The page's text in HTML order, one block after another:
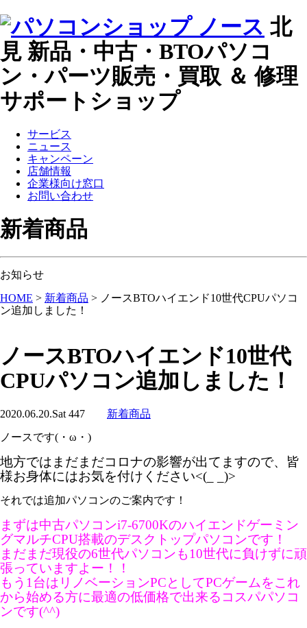
北
見 新品・中古・BTOパソコ
ン・パーツ販売・買取 ＆ 修理
サポートショップ
サービス
ニュース
キャンペーン
店舗情報
企業様向け窓口
お問い合わせ
新着商品
お知らせ
HOME > 新着商品 > ノースBTOハイエンド10世代CPUパソコ
ン追加しました！
ノースBTOハイエンド10世代
CPUパソコン追加しました！
2020.06.20.Sat 447 新着商品
ノースです(・ω・)
地方ではまだまだコロナの影響が出てますので、皆
様お身体にはお気を付けください<(_ _)>
それでは追加パソコンのご案内です！
まずは中古パソコンi7-6700Kのハイエンドゲーミン
グマルチCPU搭載のデスクトップパソコンです！
まだまだ現役の6世代パソコンも10世代に負けずに頑
張っていますよー！！
もう1台はリノベーションPCとしてPCゲームをこれ
から始める方に最適の低価格で出来るコスパパソコ
ンです(^^)